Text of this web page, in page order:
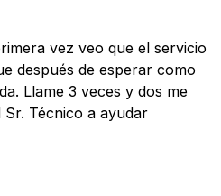
vez veo que el servicio
después de esperar como
Llame 3 veces y dos me
Técnico a ayudar